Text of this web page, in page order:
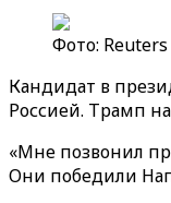
Фото:
Кандидат в
Россией. Трамп
«Мне позвонил
Они победили